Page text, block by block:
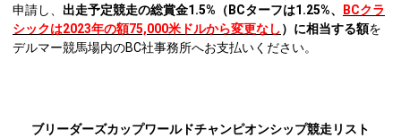
申請し、 出走予定競走の総賞金1.5%（ BCターフは1.25%、
BCクラ
シックは2023年の額75,000米ドルから変更なし）に相当する額を
デルマー競馬場内のBC社事務所へお支払いください。
ブリーダーズカップワールドチャンピオンシップ競走リスト